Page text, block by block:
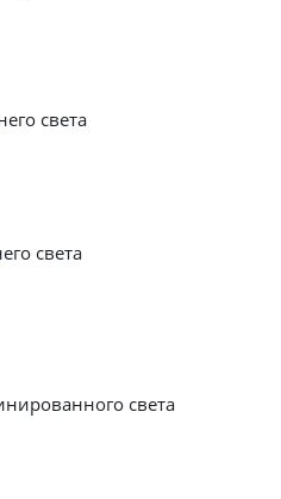
света
света
света